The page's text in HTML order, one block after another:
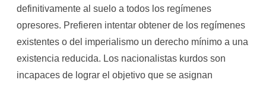
definitivamente al suelo a todos los regímenes
opresores. Prefieren intentar obtener de los regímenes
existentes o del imperialismo un derecho mínimo a una
existencia reducida. Los nacionalistas kurdos son
incapaces de lograr el objetivo que se asignan